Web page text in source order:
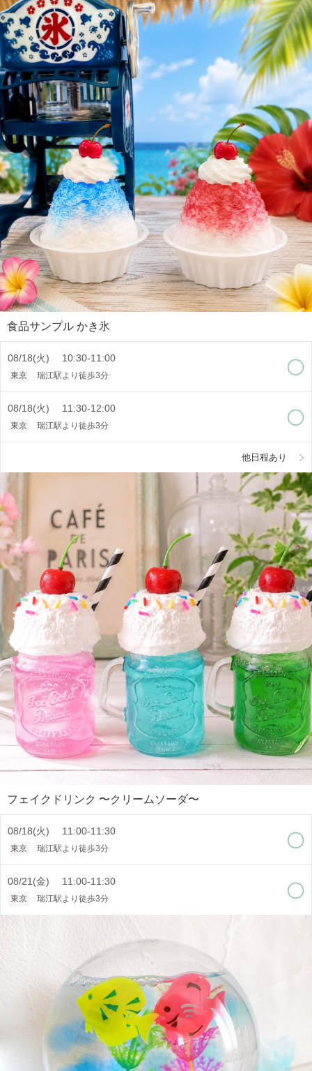
ハンドメイドを楽しんで頂けます☆*°
食品サンプル かき氷
08/18(火) 10:30-11:00
東京 瑞江駅より徒歩3分
08/18(火) 11:30-12:00
東京 瑞江駅より徒歩3分
他日程あり
フェイクドリンク 〜クリームソーダ〜
08/18(火) 11:00-11:30
東京 瑞江駅より徒歩3分
08/21(金) 11:00-11:30
東京 瑞江駅より徒歩3分